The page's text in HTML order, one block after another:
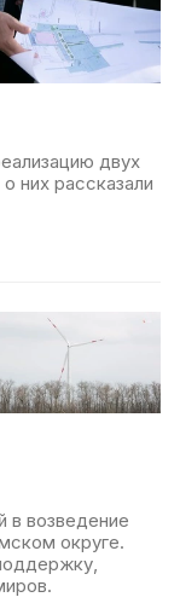
двух
них рассказали
в возведение
округе.